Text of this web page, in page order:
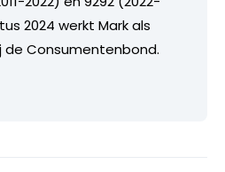
2024 werkt Mark als
Consumentenbond.